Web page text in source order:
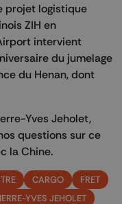
projet logistique
ZIH en
intervient
du jumelage
du Henan, dont
Yves Jeholet,
questions sur ce
la Chine.
CARGO
FRET
YVES JEHOLET